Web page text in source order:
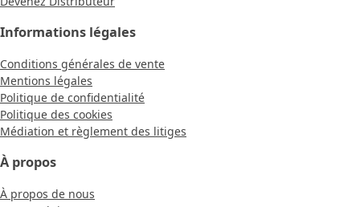
Informations légales
Conditions générales de vente
Mentions légales
Politique de confidentialité
Politique des cookies
Médiation et règlement des litiges
À propos
À propos de nous